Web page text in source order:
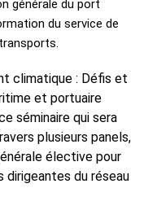
générale du port
du service de
climatique : Défis et
et portuaire
séminaire qui sera
plusieurs panels,
élective pour
dirigeantes du réseau